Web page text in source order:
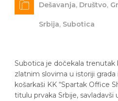
Dešavanja, Društvo,
Srbija, Subotica
Subotica je dočekala trenutak
zlatnim slovima u istoriji grada
košarkaši KK “Spartak Office
titulu prvaka Srbije,